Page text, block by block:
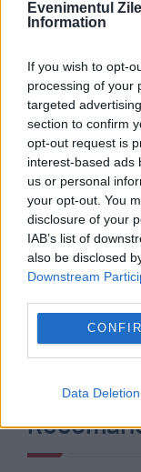
Evenimentul
Information
If you wish to opt-
processing of your
targeted
section to confirm
opt-out request is
interest-based ads
us or personal
your opt-out. You
disclosure of your
IAB’s list of
also be disclosed
Downstream
Data Deletion
arme joe